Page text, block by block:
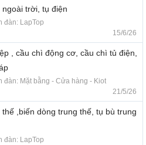
trời, tụ điện
đàn: LapTop
15/6/26
, cầu chì động cơ, cầu chì tủ điện,
đàn: Mặt bằng - Cửa hàng - Kiot
21/5/26
,biến dòng trung thế, tụ bù trung
đàn: LapTop